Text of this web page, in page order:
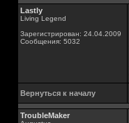
Lastly
Living Legend
Зарегистрирован: 24.04.2009
Сообщения: 5032
Вернуться к началу
TroubleMaker